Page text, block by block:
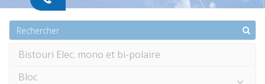
Bistouri Elec. mono et bi-polaire
Bloc
91
05